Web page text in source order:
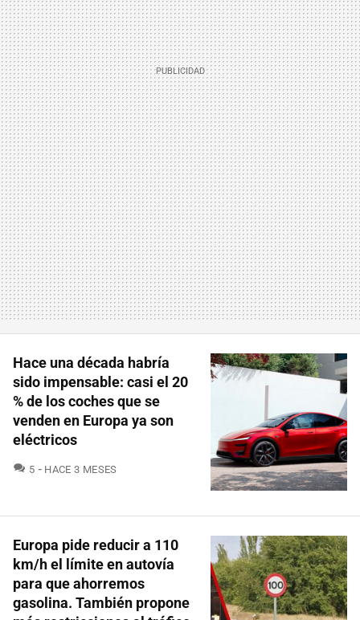
Hace una década habría
sido impensable: casi el 20
% de los coches que se
venden en Europa ya son
eléctricos
5 COMENTARIOS
HACE 3 MESES
Europa pide reducir a 110
km/h el límite en autovía
para que ahorremos
gasolina. También propone